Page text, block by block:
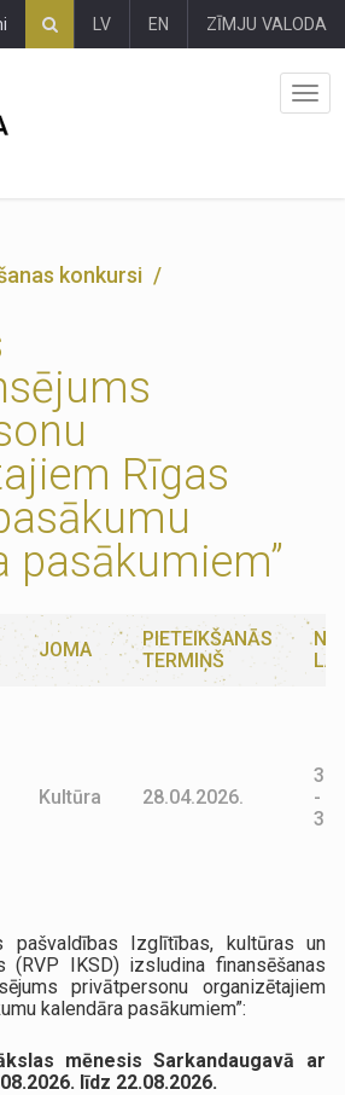
LV EN ZĪMJU VALODA
konkursi
Rīgas
pasākumiem”
JOMA
PIETEIKŠANĀS
TERMIŅŠ
Kultūra 28.04.2026.
-
pašvaldības Izglītības, kultūras un
(RVP IKSD) izsludina finansēšanas
privātpersonu organizētajiem
kalendāra pasākumiem”:
mēnesis Sarkandaugavā ar
līdz 22.08.2026.